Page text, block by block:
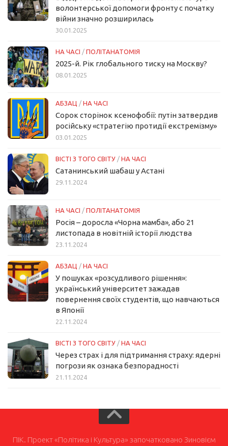
волонтерської допомоги фронту с початку
війни значно розширилась
30.01.2025
НА ЧАСІ / ПОЛІТАНАТОМІЯ
2025-й. Рік глобального тиску на Москву?
08.01.2025
АБЗАЦ / НА ЧАСІ
Сорок сторінок ксенофобії: путін затвердив
російську «стратегію протидії екстремізму»
03.01.2025
ВІСТІ З ТОГО СВІТУ / НА ЧАСІ
Сатанинський шабаш у Астані
29.11.2024
НА ЧАСІ / ПОЛІТАНАТОМІЯ
Росія – доросла «Чорна мамба», або 21
листопада в новітній історії людства
23.11.2024
АБЗАЦ / НА ЧАСІ
У пошуках «розсудливого рішення»:
український університет зажадав
повернення своїх студентів, що навчаються
в Японії
22.11.2024
ВІСТІ З ТОГО СВІТУ / НА ЧАСІ
Через страх і для підтримання страху: ядерні
погрози як ознака безпорадності
21.11.2024
ПІК. Проект «Політика і Культура» започатковано Зиновієм